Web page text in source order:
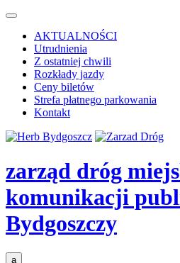
AKTUALNOŚCI
Utrudnienia
Z ostatniej chwili
Rozkłady jazdy
Ceny biletów
Strefa płatnego parkowania
Kontakt
zarząd dróg
komunikacji
Bydgoszczy
a